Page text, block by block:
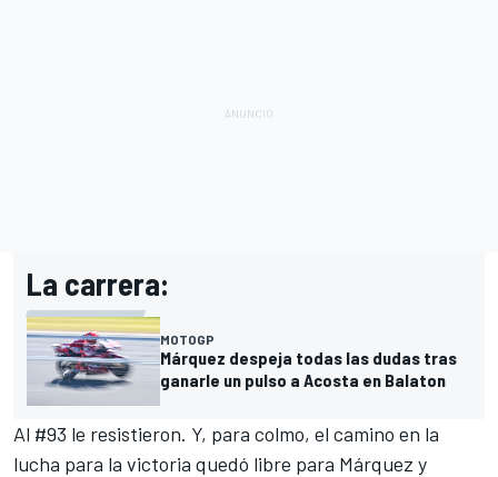
La carrera:
MOTOGP
Márquez despeja todas las dudas tras
ganarle un pulso a Acosta en Balaton
Al #93 le resistieron. Y, para colmo, el camino en la
lucha para la victoria quedó libre para Márquez y